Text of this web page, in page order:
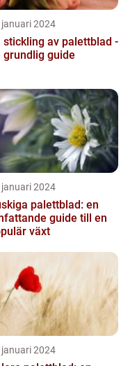
2024
stickling av palettblad -
grundlig guide
2024
palettblad: en
guide till en
växt
2024